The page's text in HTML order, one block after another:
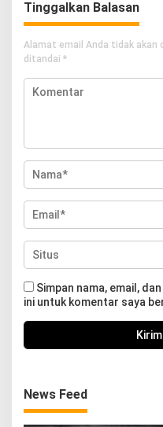
Tinggalkan Balasan
Alamat email Anda tidak akan
ditandai *
Simpan nama, email,
ini untuk komentar saya
News Feed